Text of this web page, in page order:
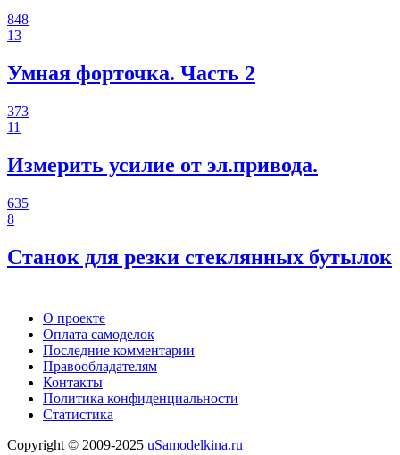
848
13
Умная форточка. Часть 2
373
11
Измерить усилие от эл.привода.
635
8
Станок для резки стеклянных бутылок
О проекте
Оплата самоделок
Последние комментарии
Правообладателям
Контакты
Политика конфиденциальности
Статистика
Copyright © 2009-2025 uSamodelkina.ru